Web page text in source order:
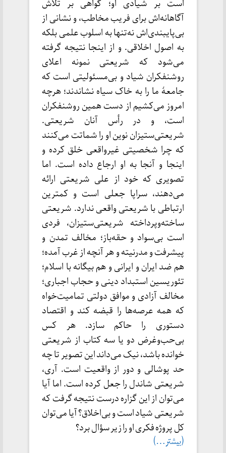
است بر شیادی او؛ گواهی بر تلاش
آگاهانه‌اش برای فریب مخاطب، و نشانی از
بی‌پایبندی‌اش نه‌تنها به اسلوب علمی بلکه
به اصول اخلاقی. و از اینجا نتیجه گرفته
می‌شود که شریعتی نمونه اعلای
روشنفکران شیاد و بی‌مسئولیتی است که
جامعۀ ما را به خاک سیاه نشاندند؛ هر‌چه
امروز می‌کشیم از دست همین روشنفکران
است، و در رأس آنان شریعتی.
شریعتی‌ستیزان نوین او را شماتت می‌کنند
که چرا شخصیتی غیرواقعی خلق کرده و
اینجا و آنجا به او ارجاع داده است. اما
تصویری که خود از علی شریعتی ارائه
می‌دهند، سراپا جعلی است و کمترین
ارتباطی با شریعتی واقعی ندارد. شریعتی
ساخته‌وپرداخته شریعتی‌ستیزان، فردی
است بی‌سواد و حقه‌باز؛ مخالف تمدن و
پیشرفت و مدرنیته و هر آنچه از غرب آمده؛
هم ضد ایران و ایرانی و هم بیگانه با اسلام؛
تئوریسین استبداد دینی و حجاب اجباری؛
مخالف آزادی و موافق دولتی تمامیت‌خواه
که همه عرصه‌ها را قبضه کند و اقتصاد
دستوری را حاکم سازد. هر کس
بی‌حب‌وغرض دو یا سه کتاب از شریعتی
خوانده باشد، نیک می‌داند این تصویر تا چه
حد پوشالی و دور از واقعیت است. آری،
شریعتی شاندل را جعل کرده است. اما آیا
می‌توان از این گزاره درست نتیجه گرفت که
شریعتی شیاد است و بی‌اخلاق؟ آیا می‌توان
کل پروژه فکری او را زیر سؤال برد؟
(بیشتر…)